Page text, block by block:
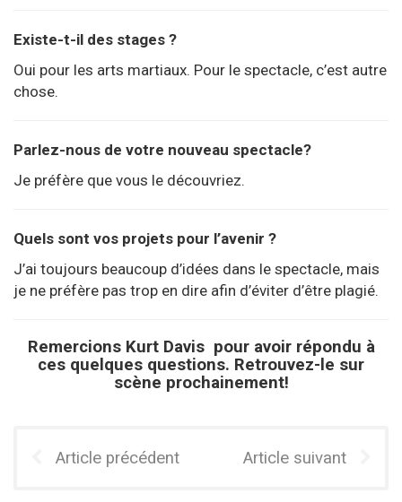
Existe-t-il des stages ?
Oui pour les arts martiaux. Pour le spectacle, c’est autre
chose.
Parlez-nous de votre nouveau spectacle?
Je préfère que vous le découvriez.
Quels sont vos projets pour l’avenir ?
J’ai toujours beaucoup d’idées dans le spectacle, mais
je ne préfère pas trop en dire afin d’éviter d’être plagié.
Remercions Kurt Davis pour avoir répondu à
ces quelques questions. Retrouvez-le sur
scène prochainement!
Article précédent Article suivant